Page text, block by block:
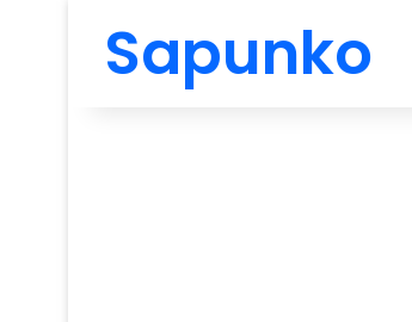
Sapunko